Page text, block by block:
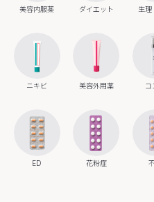
美容内服薬 ダイエット 生理
ニキビ 美容外用薬 コ
ED 花粉症